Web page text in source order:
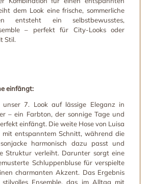
dem Look eine frische, sommerliche
entsteht ein selbstbewusstes,
– perfekt für City-Looks oder
Stil.
einfängt:
7. Look auf lässige Eleganz in
– ein Farbton, der sonnige Tage und
einfängt. Die weite Hose von Luisa
mit entspanntem Schnitt, während die
harmonisch dazu passt und
Struktur verleiht. Darunter sorgt eine
Schluppenbluse für verspielte
charmanten Akzent. Das Ergebnis
Ensemble, das im Alltag mit